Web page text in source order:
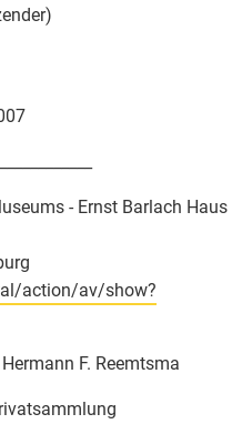
- Ernst Barlach Haus
action/av/show?
F. Reemtsma